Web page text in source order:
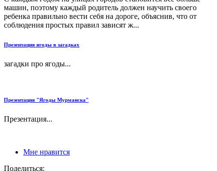
машин, поэтому каждый родитель должен научить своего
ребенка правильно вести себя на дороге, объяснив, что от
соблюдения простых правил зависят ж...
Презентация ягоды в загадках
загадки про ягоды...
Презентация "Ягоды Мурманска"
Презентация...
Мне нравится
Поделиться: